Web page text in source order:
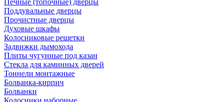
Печные (топочные) дверцы
Поддувальные дверцы
Прочистные дверцы
Духовые шкафы
Колосниковые решетки
Задвижки дымохода
Плиты чугунные под казан
Стекла для каминных дверей
Тоннели монтажные
Болванка-кирпич
Болванки
Колосники наборные